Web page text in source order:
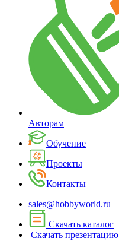
Авторам
Обучение
Проекты
Контакты
sales@hobbyworld.ru
Скачать каталог
Скачать презентацию